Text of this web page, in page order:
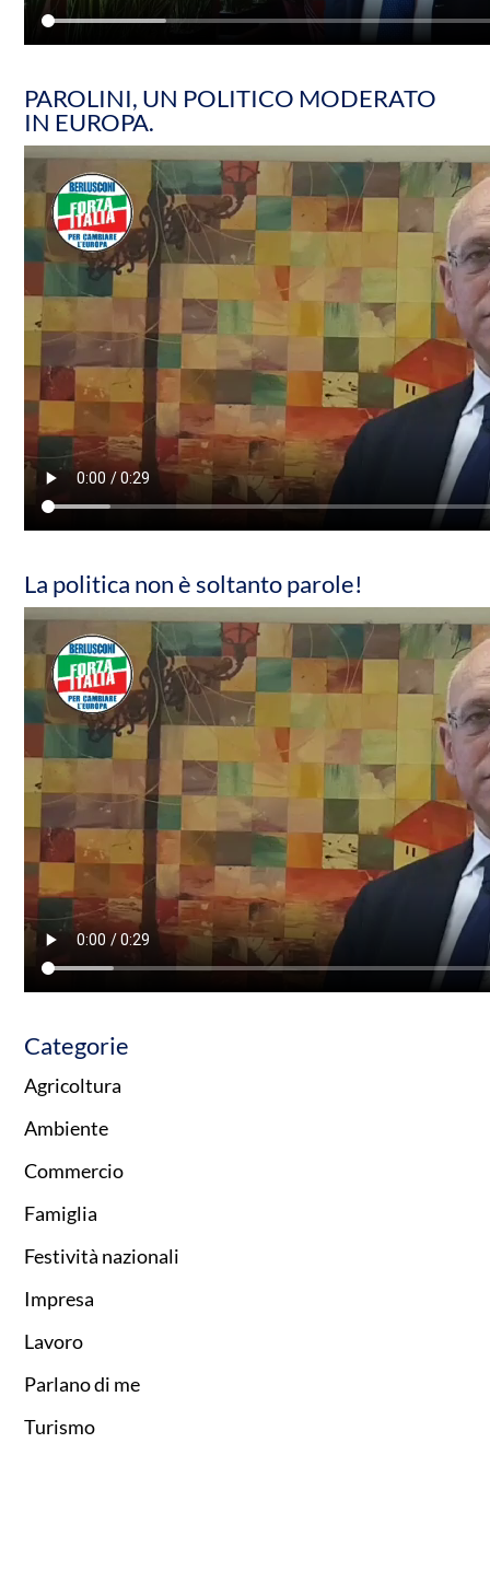
PAROLINI, UN POLITICO MODERATO
IN EUROPA.
La politica non è soltanto parole!
Categorie
Agricoltura
Ambiente
Commercio
Famiglia
Festività nazionali
Impresa
Lavoro
Parlano di me
Turismo